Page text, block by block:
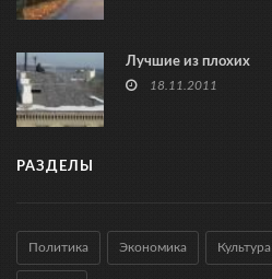
Лучшие из плохих
18.11.2011
РАЗДЕЛЫ
Политика Экономика Культура